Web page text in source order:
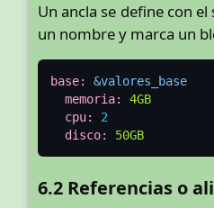
Un ancla se define con
un nombre y marca un
base:
&valores_base
memoria:
4GB
cpu:
2
disco:
50GB
6.2 Referencias o